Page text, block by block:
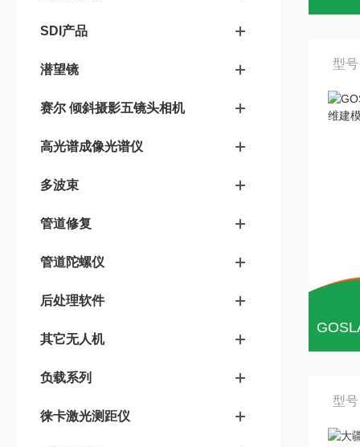
SDI产品
潜望镜
赛尔 倾斜摄影五镜头相机
高光谱成像光谱仪
多波束
管道修复
管道陀螺仪
后处理软件
其它无人机
负载系列
徕卡激光测距仪
型
型